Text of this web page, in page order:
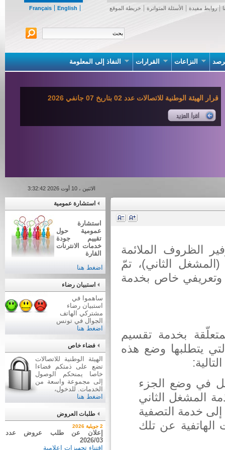
Français English روابط مفيدة الأسئلة المتواترة خريطة الموقع
النزاعات القرارات النفاذ إلى المعلومة
قرار الهيئة الوطنية للاتصالات عدد 02 بتاريخ 07 جانفي 2026
الاثنين ، 10 أوت 2026 3:32:42
استشارة عمومية
استشارة
عمومية حول
تقييم جودة
خدمات الانترنات
القارة
اضغط هنا
استبيان رضاء
ساهموا في
استبيان رضاء
مشتركي الهاتف
الجوال في تونس
اضغط هنا
فضاء خاص
الهيئة الوطنية للاتصالات
تضع على ذمتكم فضاءا
خاصا يمنحكم الوصول
إلى مجموعة واسعة من
الخدمات. للدخول،
اضغط هنا
طلبات العروض
نتيجة بيع وسائل نقل عن طريق
ظروف مغلقة عدد 01/2026
بيع وسائل نقل عن طريق ظروف
إعلان عن طلب عروض عدد
2026/03
اقتناء تجهيزات إعلامية
الظروف الملائمة
الثاني)، تمّ
عرض تقني وتعريفي خاص بخدمة
بخدمة تقسيم
يتطلبها وضع هذه
في وضع الجزء
المشغل الثاني
خدمة التصفية
عن تلك